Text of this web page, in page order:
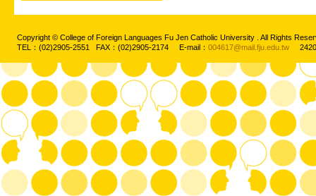
Copyright © College of Foreign Languages Fu Jen Catholic University . All Rights
TEL：(02)2905-2551 FAX：(02)2905-2174 E-mail： 004617@mail.fju.edu.tw